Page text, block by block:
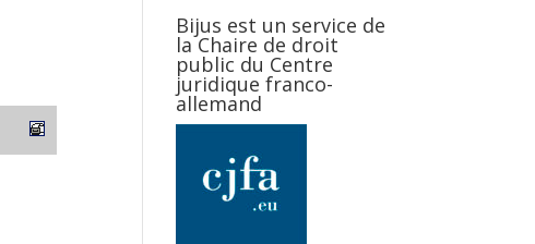
Bijus est un service de
la Chaire de droit
public du Centre
juridique franco-
allemand